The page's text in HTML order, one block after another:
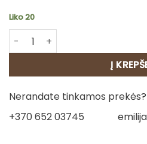
Liko 20
produkto kiekis: Servetėlės -
Į
Nerandate tinkamos prekės?
+370 652 03745